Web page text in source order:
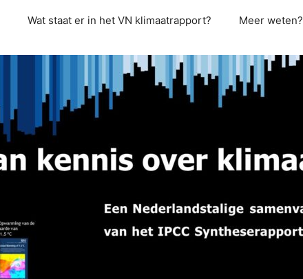
Wat staat er in het VN klimaatrapport? Meer weten?